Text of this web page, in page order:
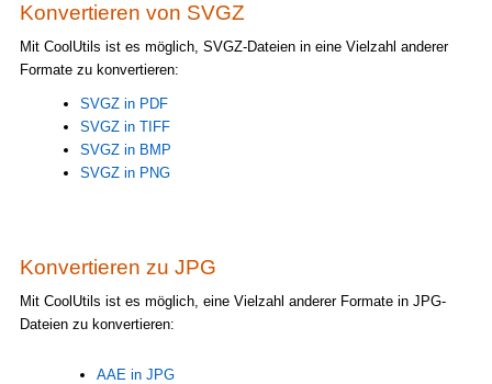
Konvertieren von SVGZ
Mit CoolUtils ist es möglich, SVGZ-Dateien in eine Vielzahl anderer
Formate zu konvertieren:
SVGZ in PDF
SVGZ in TIFF
SVGZ in BMP
SVGZ in PNG
Konvertieren zu JPG
Mit CoolUtils ist es möglich, eine Vielzahl anderer Formate in JPG-
Dateien zu konvertieren:
AAE in JPG